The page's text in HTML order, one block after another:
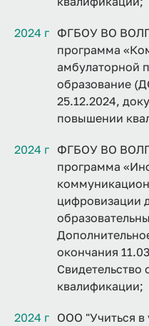
2024 г ФГБОУ ВО
программа
амбулаторной
образование
25.12.2024,
повышении
2024 г ФГБОУ ВО
программа
цифровизации
окончания
квалификации;
2024 г ООО "Учиться в